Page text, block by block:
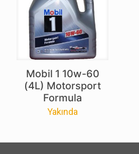
Mobil 1 10w-60
(4L) Motorsport
Formula
Yakında